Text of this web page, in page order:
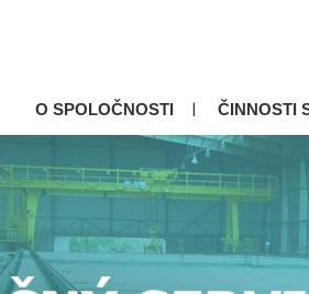
O SPOLOČNOSTI ČINNOSTI